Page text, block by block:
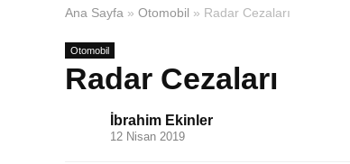
Ana Sayfa » Otomobil » Radar Cezaları
Otomobil
Radar Cezaları
İbrahim Ekinler
12 Nisan 2019